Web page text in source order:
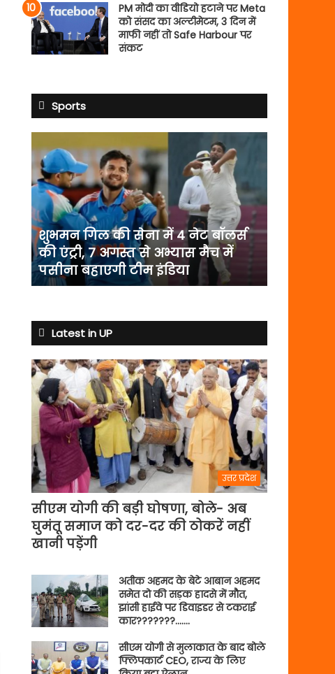
PM मोदी का वीडियो हटाने पर Meta
को संसद का अल्टीमेटम, 3 दिन में
माफी नहीं तो Safe Harbour पर
संकट
Sports
गिल
की
सेना
4
नेट
बॉलर्स
की
एंट्री,
7
अभ्यास
मैच
में
पसीना
बहाएगी
टीम
इंडिया
शुभमन गिल की सेना में 4 नेट बॉलर्स
की एंट्री, 7 अगस्त से अभ्यास मैच में
पसीना बहाएगी टीम इंडिया
Latest in UP
उत्तर प्रदेश
सीएम योगी की बड़ी घोषणा, बोले- अब
घुमंतू समाज को दर-दर की ठोकरें नहीं
खानी पड़ेंगी
अतीक अहमद के बेटे आबान अहमद
समेत दो की सड़क हादसे में मौत,
झांसी हाईवे पर डिवाइडर से टकराई
कार???????…….
सीएम योगी से मुलाकात के बाद बोले
फ्लिपकार्ट CEO, राज्य के लिए